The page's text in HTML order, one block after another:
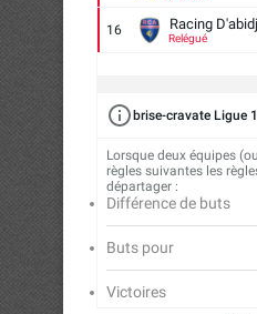
16 Racing
Relégué
brise-cravate Ligue 1
Lorsque deux équipes
règles suivantes les
départager :
Différence de buts
Buts pour
Victoires